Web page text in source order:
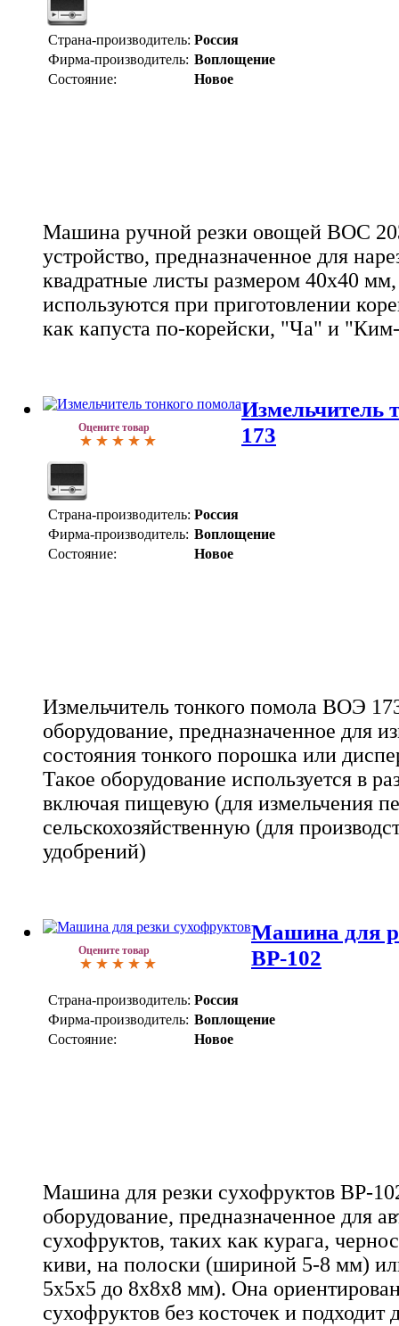
Страна-производитель: Россия
Фирма-производитель: Воплощение
Состояние:
Новое
Машина ручной резки овощей ВОС
устройство, предназначенное для
квадратные листы размером 40х40
используются при приготовлении
как капуста по-корейски, "Ча" и
Оцените товар
Измельчитель
173
Страна-производитель: Россия
Фирма-производитель: Воплощение
Состояние:
Новое
Измельчитель тонкого помола ВОЭ
оборудование, предназначенное для
состояния тонкого порошка или
Такое оборудование используется в
включая пищевую (для измельчения
сельскохозяйственную (для
удобрений)
Оцените товар
Машина для
ВР-102
Страна-производитель: Россия
Фирма-производитель: Воплощение
Состояние:
Новое
Машина для резки сухофруктов ВР-
оборудование, предназначенное для
сухофруктов, таких как курага,
киви, на полоски (шириной 5-8 мм)
5х5х5 до 8х8х8 мм). Она
сухофруктов без косточек и подходит